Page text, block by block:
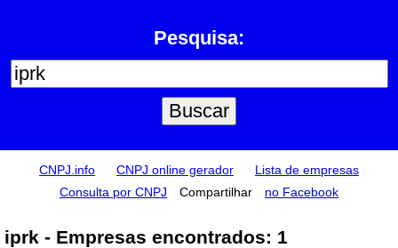
Pesquisa:
CNPJ.info CNPJ online gerador
Lista de empresas
Consulta por CNPJ
Compartilhar no Facebook
iprk - Empresas encontrados: 1